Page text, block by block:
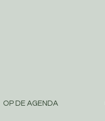
OP DE AGENDA